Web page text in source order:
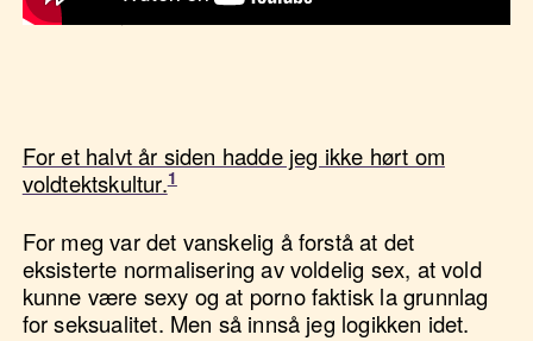
https://www.youtube.com/watch?v=mkzB47QzaJo
For et halvt år siden hadde jeg ikke hørt om
voldtektskultur.
For meg var det vanskelig å forstå at det
eksisterte normalisering av voldelig sex, at vold
kunne være sexy og at porno faktisk la grunnlag
for seksualitet. Men så innså jeg logikken idet.